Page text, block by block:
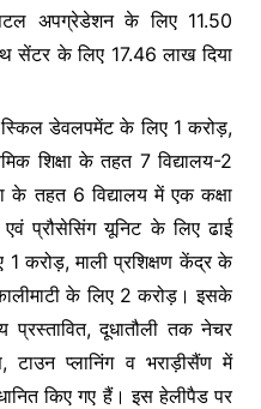
अपग्रेडेशन के लिए 11.50
सेंटर के लिए 17.46 लाख दिया
डेवलपमेंट के लिए 1 करोड़,
शिक्षा के तहत 7 विद्यालय-2
के तहत 6 विद्यालय में एक कक्षा
प्रौसेसिंग यूनिट के लिए ढाई
करोड़, माली प्रशिक्षण केंद्र के
के लिए 2 करोड़। इसके
प्रस्तावित, दूधातौली तक नेचर
प्लानिंग व भराड़ीसैंण में
किए गए हैं। इस हेलीपैड पर